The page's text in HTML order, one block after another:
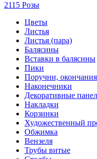
2115 Розы
Цветы
Листья
Листья (пара)
Балясины
Вставки в балясины
Пики
Поручни, окончания
Наконечники
Декоративные
Накладки
Корзинки
Художественный
Обжимка
Вензеля
Трубы витые